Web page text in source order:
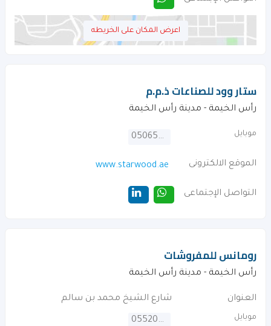
اعرض المكان على الخريطه
ستار وود للصناعات ذ.م.م
رأس الخيمة - مدينة رأس الخيمة
موبايل 0506566926
الموقع الالكترونى www.starwood.ae
التواصل الإجتماعى
رومانس للمفروشات
رأس الخيمة - مدينة رأس الخيمة
العنوان شارع الشيخ محمد بن سالم
موبايل 0552072020